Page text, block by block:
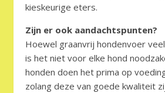
kieskeurige eters.
Zijn er ook aandachtspunten?
Hoewel graanvrij hondenvoer
is het niet voor elke hond
honden doen het prima op
zolang deze van goede kwaliteit